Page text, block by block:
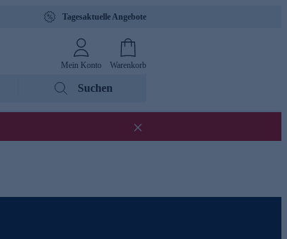
Tagesaktuelle Angebote
Mein Konto Warenkorb
Suchen